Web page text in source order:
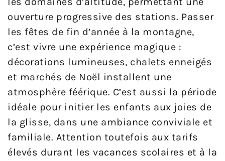
ouverture progressive des stations. Passer
les fêtes de fin d’année à la montagne,
c’est vivre une expérience magique :
décorations lumineuses, chalets enneigés
et marchés de Noël installent une
atmosphère féérique. C’est aussi la période
idéale pour initier les enfants aux joies de
la glisse, dans une ambiance conviviale et
familiale. Attention toutefois aux tarifs
élevés durant les vacances scolaires et à la